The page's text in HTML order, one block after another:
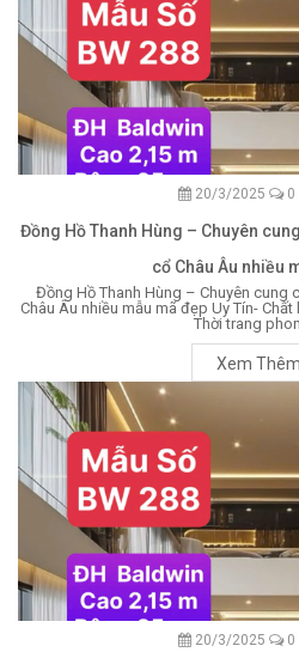
20/3/2025 0
Đồng Hồ Thanh Hùng – Chuyên
cổ Châu Âu nhiều
Đồng Hồ Thanh Hùng – Chuyên cung
Châu Âu nhiều mẫu mã đẹp Uy Tín-
Thời trang
Xem Thêm
20/3/2025 0